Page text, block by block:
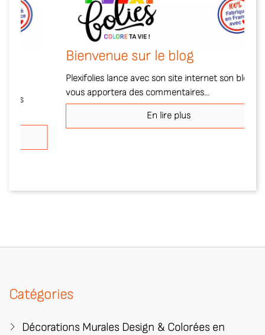
Bienvenue sur le blog
Plexifolies lance avec son site internet son blog qui
vous apportera des commentaires...
En lire plus
Catégories
Décorations Murales Design & Colorées en